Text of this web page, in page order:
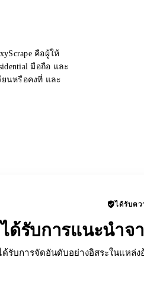
คือผู้ให้
มือถือ และ
นหรือคงที่ และ
ได้รับคว
ได้รับการแนะนำจ
ด้รับการจัดอันดับอย่างอิสระในแหล่